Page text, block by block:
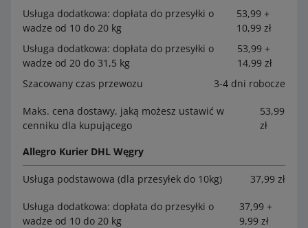
Usługa dodatkowa: dopłata do przesyłki o
wadze od 10 do 20 kg
53,99 +
10,99 zł
Usługa dodatkowa: dopłata do przesyłki o
wadze od 20 do 31,5 kg
53,99 +
14,99 zł
Szacowany czas przewozu
3-4 dni robocze
Maks. cena dostawy, jaką możesz ustawić w
cenniku dla kupującego
53,99
zł
Allegro Kurier DHL Węgry
Usługa podstawowa (dla przesyłek do 10kg) 37,99 zł
Usługa dodatkowa: dopłata do przesyłki o
wadze od 10 do 20 kg
37,99 +
9,99 zł